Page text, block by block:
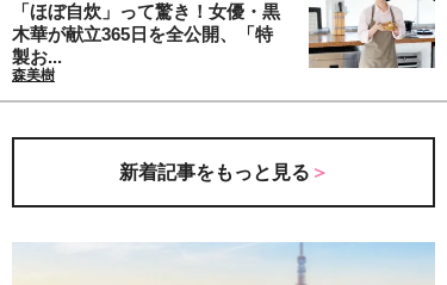
「ほぼ自炊」って驚き！女優・黒
木華が献立365日を全公開、「特
製お...
森美樹
新着記事をもっと見る